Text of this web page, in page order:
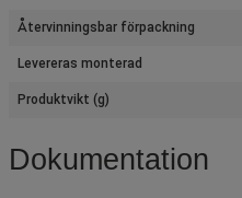
Återvinningsbar förpackning
Levereras monterad
Produktvikt (g)
Dokumentation